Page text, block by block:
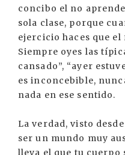
concibo el no
sola clase, porque
ejercicio haces que
Siempre oyes las
cansado”, “ayer
es inconcebible,
nada en ese sentido.
La verdad, visto
ser un mundo muy
lleva el que tu cuerpo